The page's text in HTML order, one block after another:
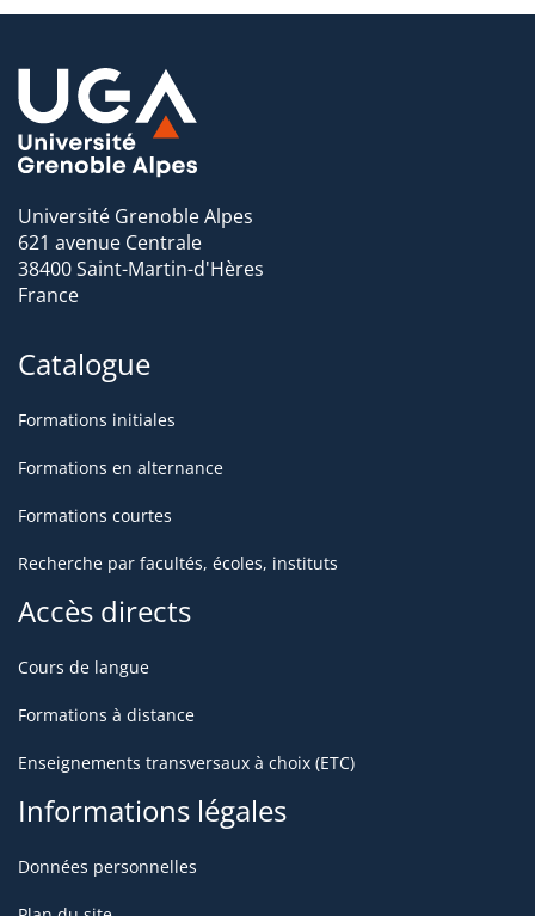
l’étranger…
Université Grenoble Alpes
621 avenue Centrale
38400 Saint-Martin-d'Hères
France
Catalogue
Formations initiales
Formations en alternance
Formations courtes
Recherche par facultés, écoles, instituts
Accès directs
Cours de langue
Formations à distance
Enseignements transversaux à choix (ETC)
Informations légales
Données personnelles